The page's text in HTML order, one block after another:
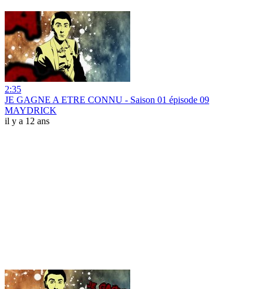
2:35
JE GAGNE A ETRE CONNU - Saison 01 épisode 09
MAYDRICK
il y a 12 ans